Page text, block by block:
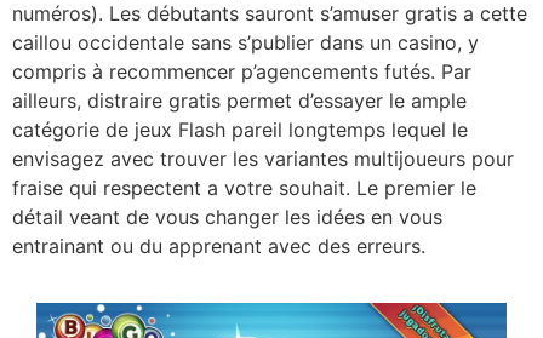
numéros). Les débutants sauront s’amuser gratis a cette
caillou occidentale sans s’publier dans un casino, y
compris à recommencer p’agencements futés. Par
ailleurs, distraire gratis permet d’essayer le ample
catégorie de jeux Flash pareil longtemps lequel le
envisagez avec trouver les variantes multijoueurs pour
fraise qui respectent a votre souhait. Le premier le
détail veant de vous changer les idées en vous
entrainant ou du apprenant avec des erreurs.